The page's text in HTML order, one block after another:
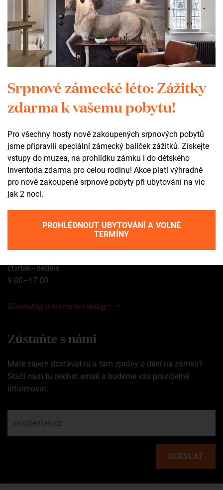
+420 602 565 309
tic@zamekzdar.cz
SOCIÁLNÍ SÍTĚ
fb
ig
yt
ta
Otevírací doba
areál zámku
celoročně volně přístupný
9.00–18.00
čtvrtek–neděle
9.00–17.00
Kontakty a otevírací doby
Zůstaňte s námi
Máte zájem dostávat tu a tam zprávy o dění na zámku?
Stačí nám tu nechat email a budeme vás pravidelně
informovat.
Srpnové zámecké léto: Zážitky
zdarma k vašemu pobytu!
Pro všechny hosty nově zakoupených srpnových pobytů
jsme připravili speciální zámecký balíček zážitků. Získejte
vstupy do muzea, na prohlídku zámku i do dětského
Inventoria zdarma pro celou rodinu! Akce platí výhradně
pro nově zakoupené srpnové pobyty při ubytování na víc
jak 2 noci.
PROHLÉDNOUT UBYTOVÁNÍ A VOLNÉ
TERMÍNY